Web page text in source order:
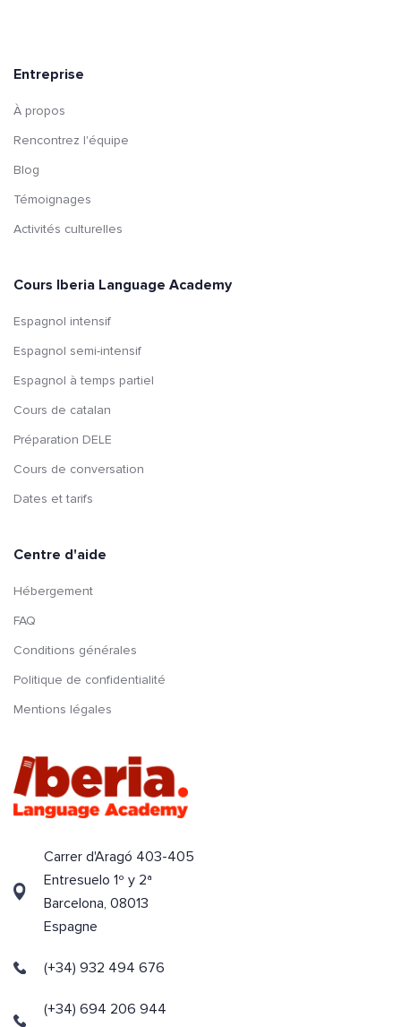
Entreprise
À propos
Rencontrez l'équipe
Blog
Témoignages
Activités culturelles
Cours Iberia Language Academy
Espagnol intensif
Espagnol semi-intensif
Espagnol à temps partiel
Cours de catalan
Préparation DELE
Cours de conversation
Dates et tarifs
Centre d'aide
Hébergement
FAQ
Conditions générales
Politique de confidentialité
Mentions légales
Carrer d'Aragó 403-405
Entresuelo 1º y 2ª
Barcelona, 08013
Espagne
(+34) 932 494 676
(+34) 694 206 944